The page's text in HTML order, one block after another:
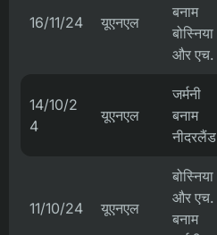
16/11/24 यूएनएल
बनाम
बोस्निया
और एच.
14/10/2
4
यूएनएल
जर्मनी
बनाम
नीदरलैंड
11/10/24 यूएनएल
बोस्निया
और एच.
बनाम